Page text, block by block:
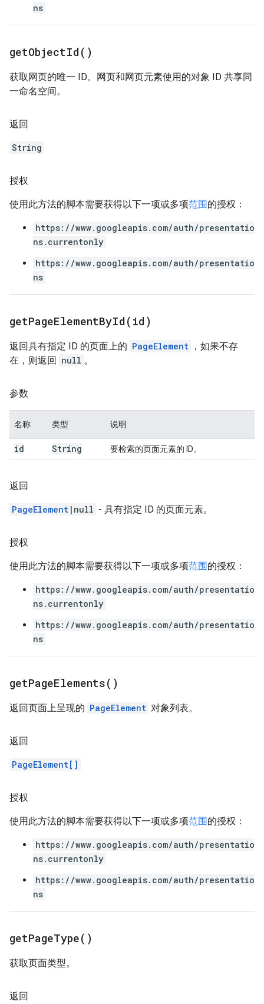
ns
getObjectId( )
获取网页的唯一 ID。网页和网页元素使用的对象 ID 共享同
一命名空间。
返回
String
授权
使用此方法的脚本需要获得以下一项或多项范围的授权：
https://www.googleapis.com/auth/presentatio
ns.currentonly
https://www.googleapis.com/auth/presentatio
ns
getPageElementById( id)
返回具有指定 ID 的页面上的 PageElement ，如果不存
在，则返回 null 。
参数
名称 类型 说明
id String 要检索的页面元素的 ID。
返回
PageElement |null - 具有指定 ID 的页面元素。
授权
使用此方法的脚本需要获得以下一项或多项范围的授权：
https://www.googleapis.com/auth/presentatio
ns.currentonly
https://www.googleapis.com/auth/presentatio
ns
getPageElements( )
返回页面上呈现的 PageElement 对象列表。
返回
PageElement[]
授权
使用此方法的脚本需要获得以下一项或多项范围的授权：
https://www.googleapis.com/auth/presentatio
ns.currentonly
https://www.googleapis.com/auth/presentatio
ns
getPageType( )
获取页面类型。
返回